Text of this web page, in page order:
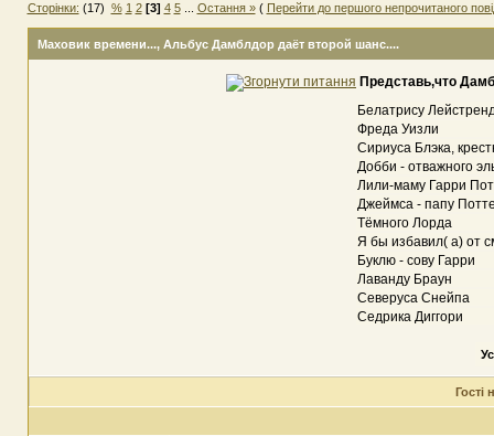
Сторінки: (17) % 1 2 [3] 4 5... Остання »( Перейти до першого непрочитаного
Маховик времени..., Альбус Дамблдор даёт второй шанс....
Представь,что
Белатрису
Фреда Уизли
Сириуса Блэка,
Добби - отважного
Лили-маму Гарри
Джеймса - папу
Тёмного Лорда
Я бы избавил( а) от
Буклю - сову Гарри
Лаванду Браун
Северуса Снейпа
Седрика Диггори
Гості